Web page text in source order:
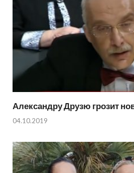
Александру Друзю грозит
04.10.2019